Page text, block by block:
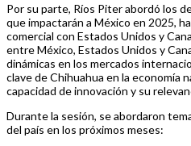
Por su parte, Ríos Piter abordó los
que impactarán a México en 2025,
comercial con Estados Unidos y
entre México, Estados Unidos y
dinámicas en los mercados
clave de Chihuahua en la economía
capacidad de innovación y su
Durante la sesión, se abordaron
del país en los próximos meses: